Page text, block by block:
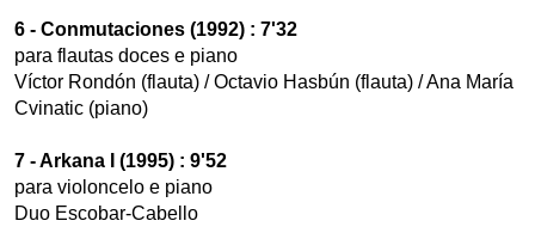
6 - Conmutaciones (1992) : 7'32
para flautas doces e piano
Víctor Rondón (flauta) / Octavio Hasbún (flauta) / Ana María
Cvinatic (piano)
7 - Arkana I (1995) : 9'52
para violoncelo e piano
Duo Escobar-Cabello